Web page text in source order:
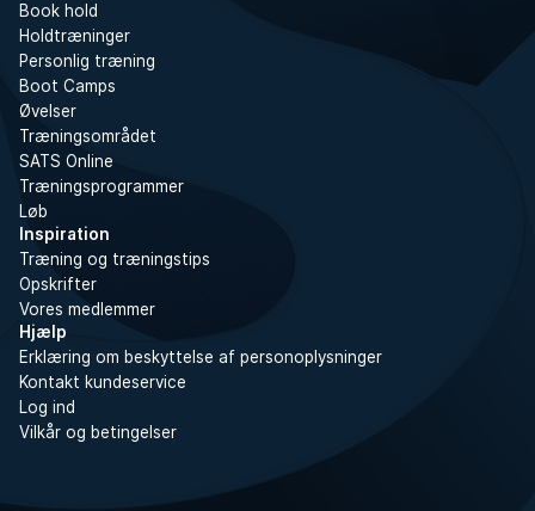
Book hold
Holdtræninger
Personlig træning
Boot Camps
Øvelser
Træningsområdet
SATS Online
Træningsprogrammer
Løb
Inspiration
Træning og træningstips
Opskrifter
Vores medlemmer
Hjælp
Erklæring om beskyttelse af personoplysninger
Kontakt kundeservice
Log ind
Vilkår og betingelser